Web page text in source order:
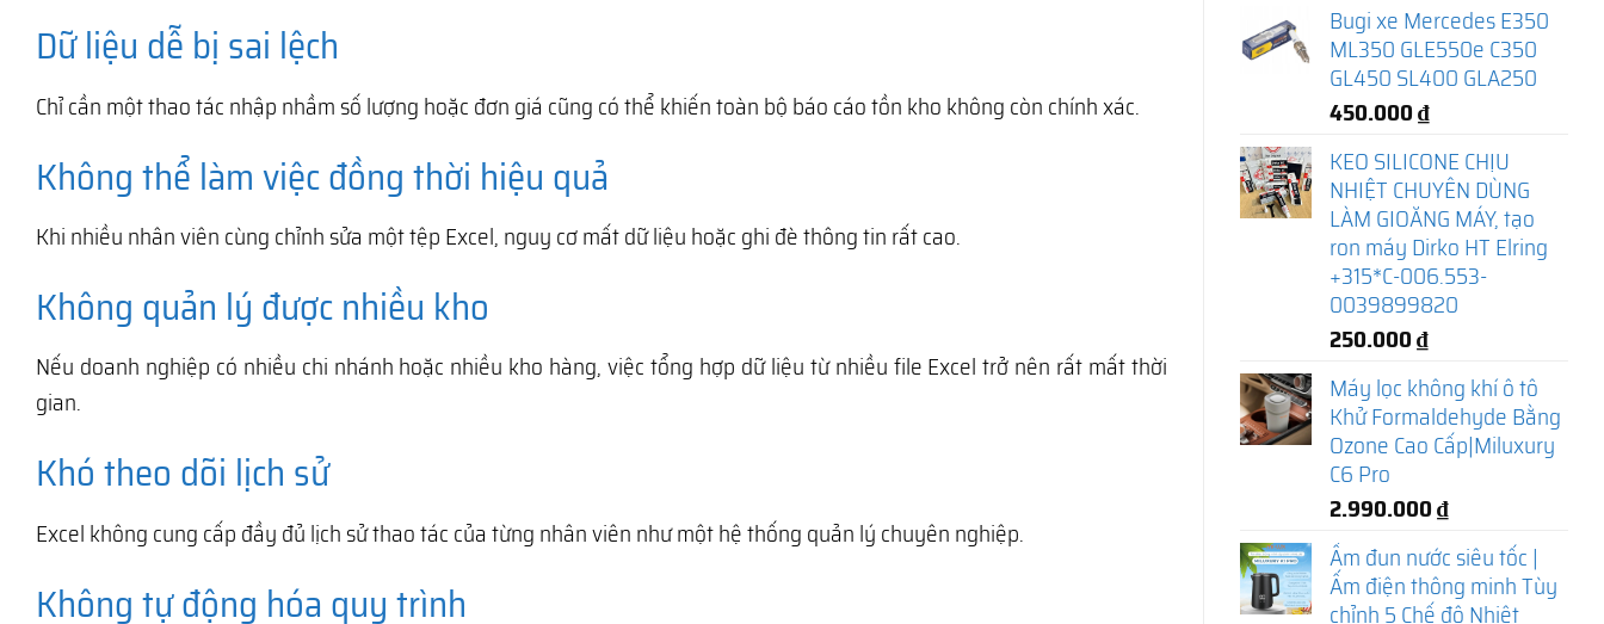
Dữ liệu dễ bị sai lệch
Chỉ cần một thao tác nhập nhầm số lượng hoặc đơn giá cũng có thể khiến toàn bộ báo cáo tồn kho không còn chính xác.
Không thể làm việc đồng thời hiệu quả
Khi nhiều nhân viên cùng chỉnh sửa một tệp Excel, nguy cơ mất dữ liệu hoặc ghi đè thông tin rất cao.
Không quản lý được nhiều kho
Nếu doanh nghiệp có nhiều chi nhánh hoặc nhiều kho hàng, việc tổng hợp dữ liệu từ nhiều file Excel trở nên rất mất thời
gian.
Khó theo dõi lịch sử
Excel không cung cấp đầy đủ lịch sử thao tác của từng nhân viên như một hệ thống quản lý chuyên nghiệp.
Không tự động hóa quy trình
Bugi xe Mercedes E350
ML350 GLE550e C350
GL450 SL400 GLA250
450.000₫
KEO SILICONE CHỊU
NHIỆT CHUYÊN DÙNG
LÀM GIOĂNG MÁY, tạo
ron máy Dirko HT Elring
+315*C-006.553-
0039899820
250.000₫
Máy lọc không khí ô tô
Khử Formaldehyde Bằng
Ozone Cao Cấp|Miluxury
C6 Pro
2.990.000₫
Ấm đun nước siêu tốc |
Ấm điện thông minh Tùy
chỉnh 5 Chế độ Nhiệt